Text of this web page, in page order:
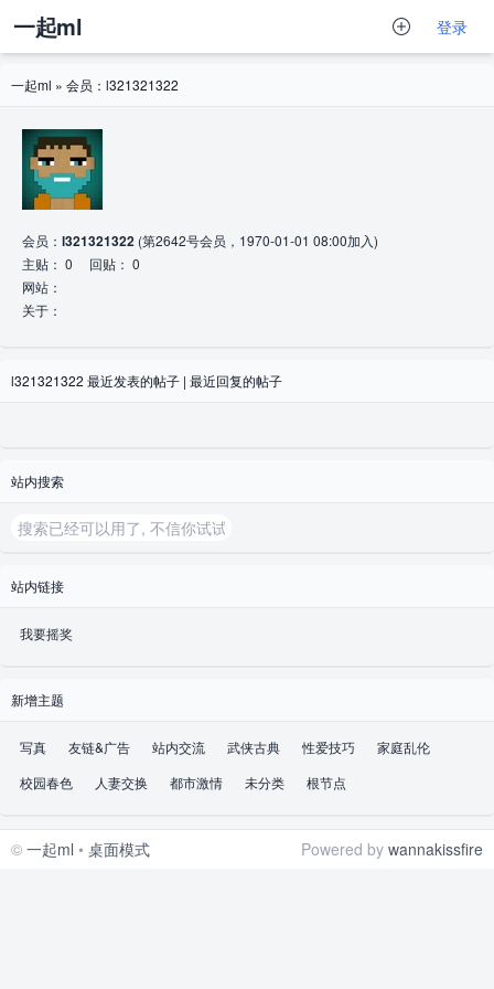
一起ml 登录
一起ml » 会员：l321321322
会员： l321321322 (第2642号会员，1970-01-01 08:00加入)
主贴： 0 回贴： 0
网站：
关于：
l321321322 最近发表的帖子 | 最近回复的帖子
站内搜索
站内链接
我要摇奖
新增主题
写真 友链&广告 站内交流 武侠古典 性爱技巧
家庭乱伦
校园春色
人妻交换 都市激情 未分类 根节点
© 一起ml • 桌面模式 Powered by wannakissfire